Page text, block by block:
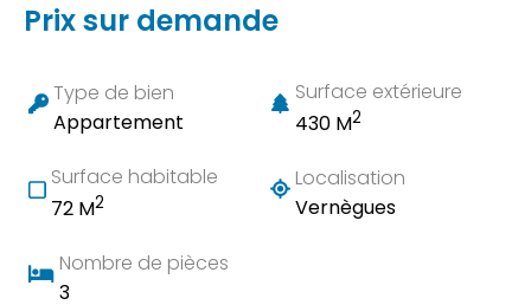
Prix sur demande
Type de bien
Appartement
Surface extérieure
430 M2
Surface habitable
72 M2
Localisation
Vernègues
Nombre de pièces
3